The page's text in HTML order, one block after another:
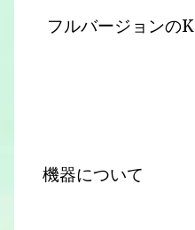
フルバージョンの
機器について